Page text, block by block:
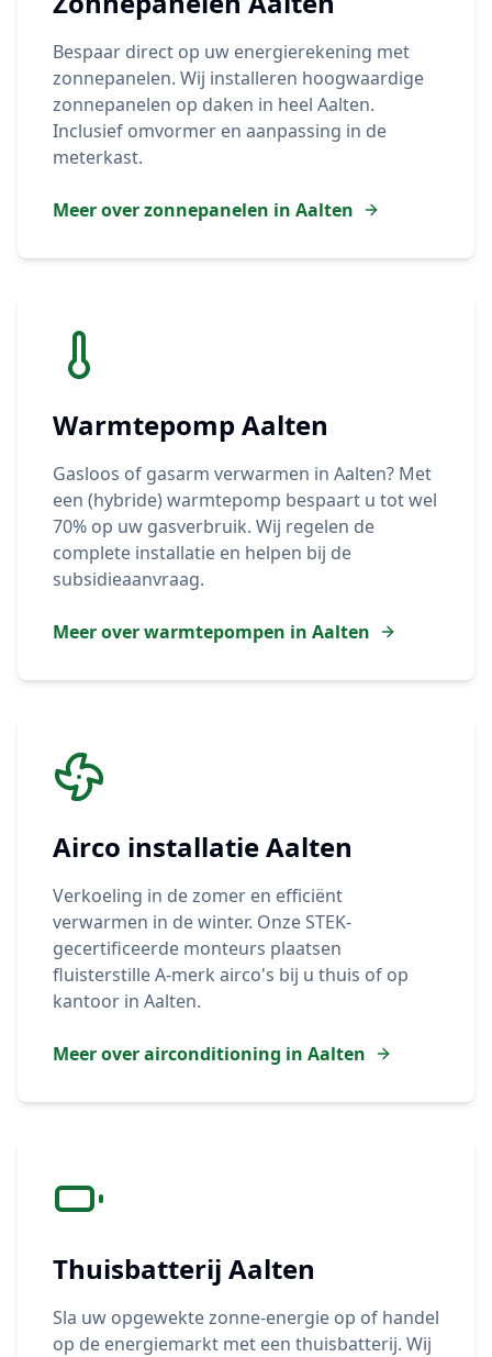
Bespaar direct op uw energierekening met
zonnepanelen. Wij installeren hoogwaardige
zonnepanelen op daken in heel Aalten.
Inclusief omvormer en aanpassing in de
meterkast.
Meer over zonnepanelen in Aalten
WarmtepompAalten
Gasloos of gasarm verwarmen in Aalten? Met
een (hybride) warmtepomp bespaart u tot wel
70% op uw gasverbruik. Wij regelen de
complete installatie en helpen bij de
subsidieaanvraag.
Meer over warmtepompen in Aalten
Airco installatieAalten
Verkoeling in de zomer en efficiënt
verwarmen in de winter. Onze STEK-
gecertificeerde monteurs plaatsen
fluisterstille A-merk airco's bij u thuis of op
kantoor in Aalten.
Meer over airconditioning in Aalten
Thuisbatterij Aalten
Sla uw opgewekte zonne-energie op of handel
op de energiemarkt met een thuisbatterij. Wij